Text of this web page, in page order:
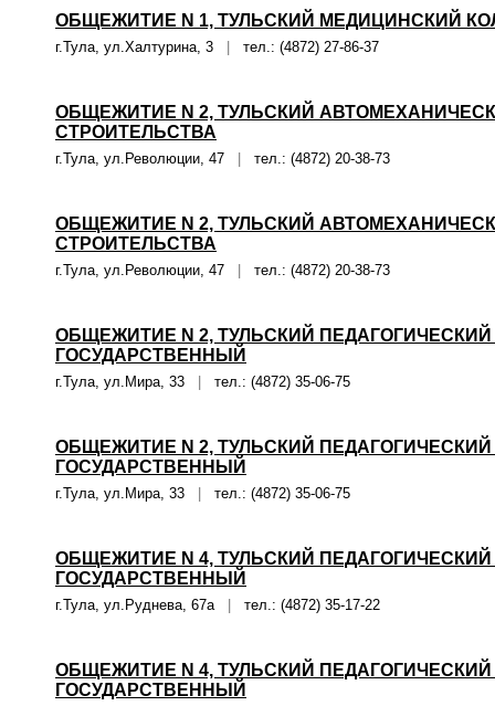
ОБЩЕЖИТИЕ N 1, ТУЛЬСКИЙ МЕДИЦИНСКИЙ
г.Тула, ул.Халтурина, 3 тел.: (4872) 27-86-37
ОБЩЕЖИТИЕ N 2, ТУЛЬСКИЙ
СТРОИТЕЛЬСТВА
г.Тула, ул.Революции, 47 тел.: (4872) 20-38-73
ОБЩЕЖИТИЕ N 2, ТУЛЬСКИЙ
СТРОИТЕЛЬСТВА
г.Тула, ул.Революции, 47 тел.: (4872) 20-38-73
ОБЩЕЖИТИЕ N 2, ТУЛЬСКИЙ
ГОСУДАРСТВЕННЫЙ
г.Тула, ул.Мира, 33 тел.: (4872) 35-06-75
ОБЩЕЖИТИЕ N 2, ТУЛЬСКИЙ
ГОСУДАРСТВЕННЫЙ
г.Тула, ул.Мира, 33 тел.: (4872) 35-06-75
ОБЩЕЖИТИЕ N 4, ТУЛЬСКИЙ
ГОСУДАРСТВЕННЫЙ
г.Тула, ул.Руднева, 67а тел.: (4872) 35-17-22
ОБЩЕЖИТИЕ N 4, ТУЛЬСКИЙ
ГОСУДАРСТВЕННЫЙ